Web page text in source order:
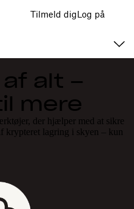
Tilmeld digLog på
alt –
mere
der hjælper med at sikre
krypteret lagring i skyen – kun